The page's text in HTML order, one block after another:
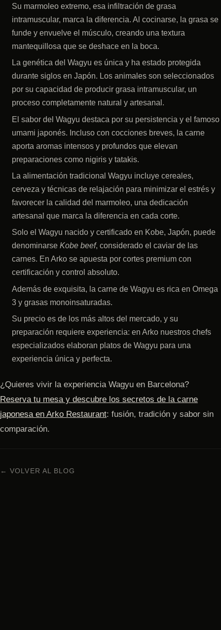
Su marmoleo extremo, esa infiltración de grasa
intramuscular, marca la diferencia. Al cocinarse, la grasa se
funde y envuelve el músculo, creando una textura
mantequillosa que se deshace en la boca.
La genética del Wagyu es única y ha estado protegida
durante siglos en Japón. Los animales son seleccionados
por su capacidad de producir grasa intramuscular, un
proceso completamente natural y artesanal.
El sabor del Wagyu destaca por su persistencia y el famoso
umami japonés. Incluso con cocciones breves, la carne
aporta aromas intensos y profundos que elevan
preparaciones como nigiris y tatakis.
La alimentación tradicional Wagyu incluye cereales,
cerveza y técnicas de relajación para minimizar el estrés y
favorecer la calidad del marmoleo, una dedicación
artesanal que marca la diferencia en cada corte.
Solo el Wagyu nacido y certificado en Kobe, Japón, puede
denominarse Kobe beef, considerado el caviar de las
carnes. En Arko se apuesta por cortes premium con
certificación y control absoluto.
Además de exquisita, la carne de Wagyu es rica en Omega
3 y grasas monoinsaturadas.
Su precio es de los más altos del mercado, y su
preparación requiere experiencia: en Arko nuestros chefs
especializados elaboran platos de Wagyu para una
experiencia única y perfecta.
¿Quieres vivir la experiencia Wagyu en Barcelona?
Reserva tu mesa y descubre los secretos de la carne
japonesa en Arko Restaurant: fusión, tradición y sabor sin
comparación.
← VOLVER AL BLOG